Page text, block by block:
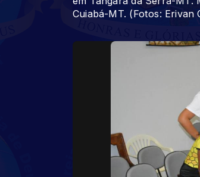
Cuiabá-MT. (Fotos: Erivan